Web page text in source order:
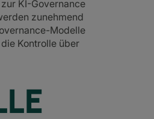
KI-Governance
zunehmend
Modelle
Kontrolle über